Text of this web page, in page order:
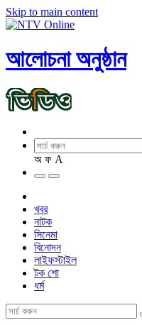
Skip to main content
আলোচনা অনুষ্ঠান
অ ফ A
খবর
নাটক
সিনেমা
বিনোদন
লাইফস্টাইল
টক শো
ধর্ম